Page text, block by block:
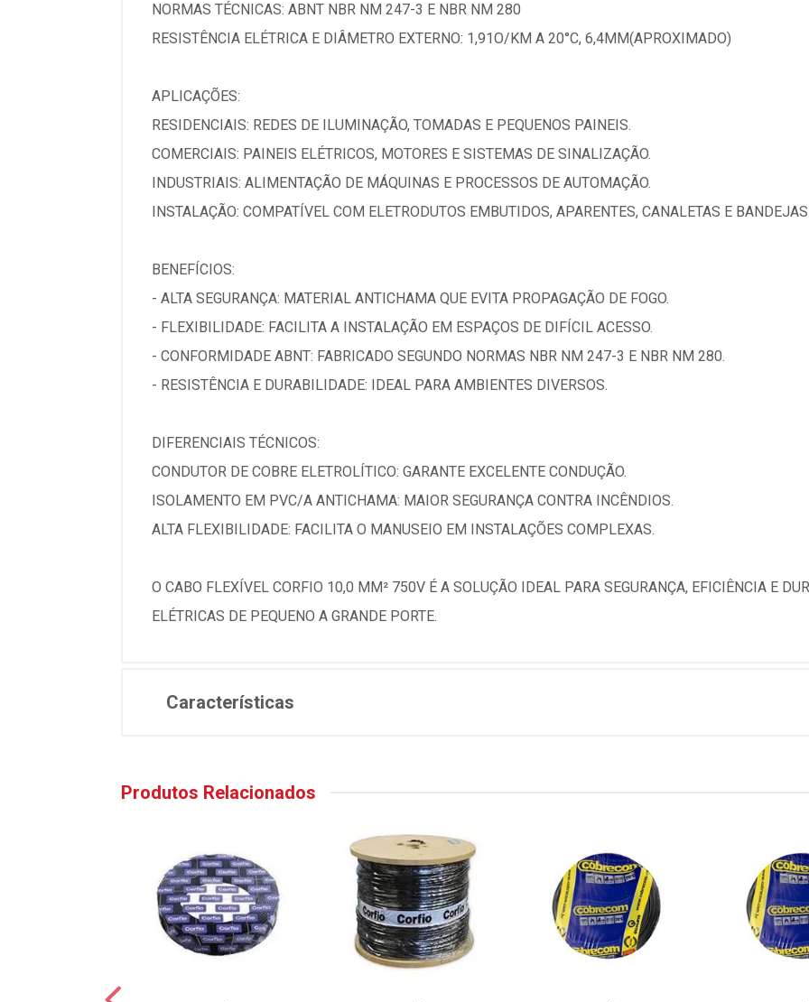
NORMAS TÉCNICAS: ABNT NBR NM 247-3 E NBR NM 280
RESISTÊNCIA ELÉTRICA E DIÂMETRO EXTERNO: 1,91O/KM A 20°C, 6,4MM(APROXIMADO)
APLICAÇÕES:
RESIDENCIAIS: REDES DE ILUMINAÇÃO, TOMADAS E PEQUENOS PAINEIS.
COMERCIAIS: PAINEIS ELÉTRICOS, MOTORES E SISTEMAS DE SINALIZAÇÃO.
INDUSTRIAIS: ALIMENTAÇÃO DE MÁQUINAS E PROCESSOS DE AUTOMAÇÃO.
INSTALAÇÃO: COMPATÍVEL COM ELETRODUTOS EMBUTIDOS, APARENTES, CANALETAS E
BENEFÍCIOS:
- ALTA SEGURANÇA: MATERIAL ANTICHAMA QUE EVITA PROPAGAÇÃO DE FOGO.
- FLEXIBILIDADE: FACILITA A INSTALAÇÃO EM ESPAÇOS DE DIFÍCIL ACESSO.
- CONFORMIDADE ABNT: FABRICADO SEGUNDO NORMAS NBR NM 247-3 E NBR NM 280.
- RESISTÊNCIA E DURABILIDADE: IDEAL PARA AMBIENTES DIVERSOS.
DIFERENCIAIS TÉCNICOS:
CONDUTOR DE COBRE ELETROLÍTICO: GARANTE EXCELENTE CONDUÇÃO.
ISOLAMENTO EM PVC/A ANTICHAMA: MAIOR SEGURANÇA CONTRA INCÊNDIOS.
ALTA FLEXIBILIDADE: FACILITA O MANUSEIO EM INSTALAÇÕES COMPLEXAS.
O CABO FLEXÍVEL CORFIO 10,0 MM² 750V É A SOLUÇÃO IDEAL PARA SEGURANÇA, EFICIÊNCIA E
ELÉTRICAS DE PEQUENO A GRANDE PORTE.
Características
Produtos Relacionados